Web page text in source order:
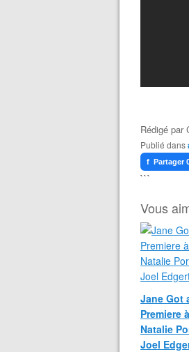
Rédigé par
Publié dans
f Partager
```
Vous
Jane Got
Premiere
Natalie
Joel